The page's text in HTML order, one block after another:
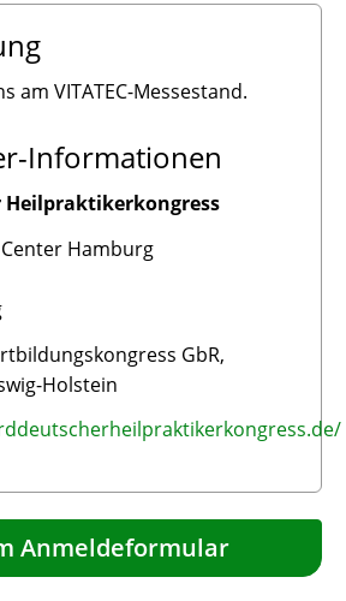
Anmeldeformular
am VITATEC-Messestand.
Informationen
Heilpraktikerkongress
Center Hamburg
GbR,
Holstein